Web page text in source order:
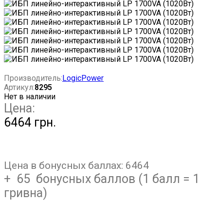
Производитель: LogicPower
Артикул:8295
Нет в наличии
Цена:
6464 грн.
Цена в бонусных баллах: 6464
+ 65 бонусных баллов (1 балл = 1
гривна)